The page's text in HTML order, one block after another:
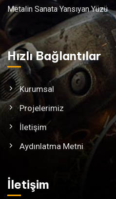
Metalin Sanata Yansıyan Yüzü
Hızlı Bağlantılar
Kurumsal
Projelerimiz
İletişim
Aydınlatma Metni
İletişim